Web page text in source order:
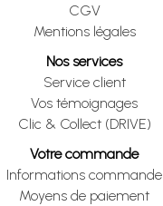
CGV
Mentions légales
Nos services
Service client
Vos témoignages
Clic & Collect (DRIVE)
Votre commande
Informations commande
Moyens de paiement